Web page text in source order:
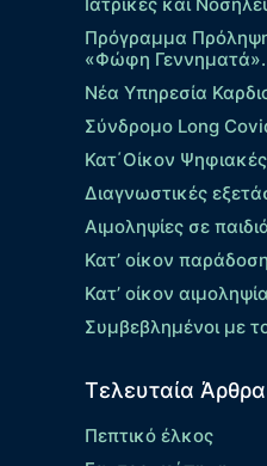
Πρόγραμμα
«Φώφη Γεννηματά».
Νέα Υπηρεσία
Σύνδρομο Long
Κατ΄Οίκον
Διαγνωστικές
Αιμοληψίες σε
Κατ’ οίκον
Κατ’ οίκον
Συμβεβλημένοι με
Τελευταία
Πεπτικό έλκος